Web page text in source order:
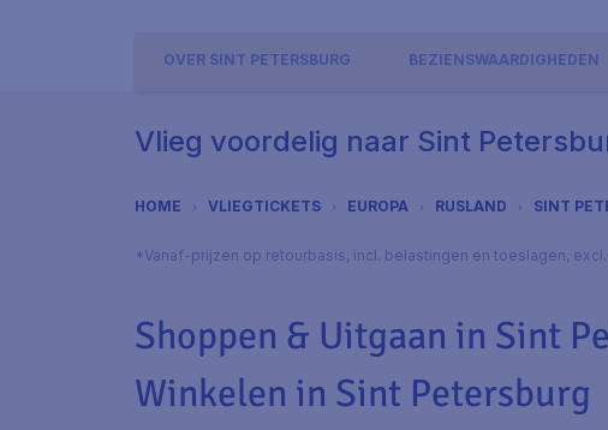
OVER SINT PETERSBURG BEZIENSWAARDIGHEDEN
Vlieg voordelig naar Sint
HOME VLIEGTICKETS EUROPA RUSLAND SINT
*Vanaf-prijzen op retourbasis, incl. belastingen en toeslagen,
Shoppen & Uitgaan in Sint
Winkelen in Sint Petersburg